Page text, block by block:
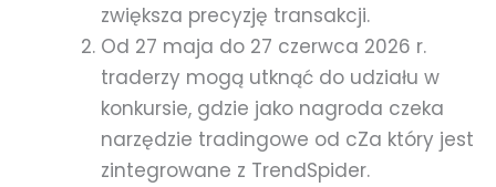
zwiększa precyzję transakcji.
Od 27 maja do 27 czerwca 2026 r.
traderzy mogą utknąć do udziału w
konkursie, gdzie jako nagroda czeka
narzędzie tradingowe od cZa który jest
zintegrowane z TrendSpider.